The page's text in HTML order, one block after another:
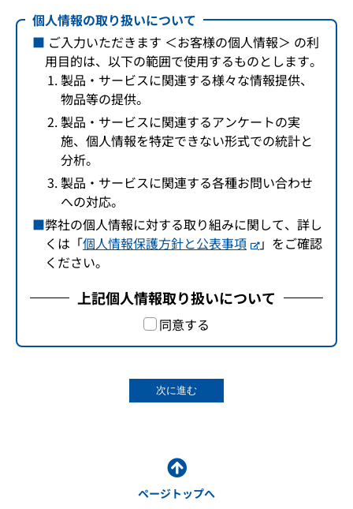
個人情報の取り扱いについて
ご入力いただきます ＜お客様の個人情報＞ の利
用目的は、以下の範囲で使用するものとします。
製品・サービスに関連する様々な情報提供、
物品等の提供。
製品・サービスに関連するアンケートの実
施、個人情報を特定できない形式での統計と
分析。
製品・サービスに関連する各種お問い合わせ
への対応。
弊社の個人情報に対する取り組みに関して、詳し
くは「個人情報保護方針と公表事項
」をご確認
ください。
上記個人情報取り扱いについて
同意する
次に進む
ページトップへ